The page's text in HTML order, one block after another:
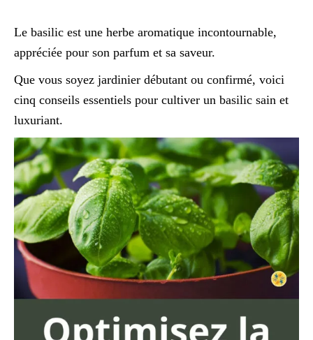
Le basilic est une herbe aromatique incontournable,
appréciée pour son parfum et sa saveur.
Que vous soyez jardinier débutant ou confirmé, voici
cinq conseils essentiels pour cultiver un basilic sain et
luxuriant.